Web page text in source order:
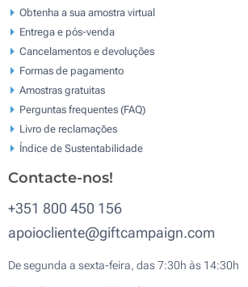
Obtenha a sua amostra virtual
Entrega e pós-venda
Cancelamentos e devoluções
Formas de pagamento
Amostras gratuitas
Perguntas frequentes (FAQ)
Livro de reclamaçōes
Índice de Sustentabilidade
Contacte-nos!
+351 800 450 156
apoiocliente@giftcampaign.com
De segunda a sexta-feira, das 7:30h às 14:30h